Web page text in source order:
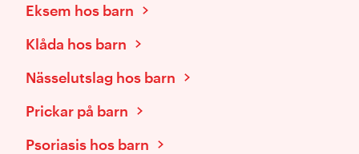
Eksem hos barn
Klåda hos barn
Nässelutslag hos barn
Prickar på barn
Psoriasis hos barn